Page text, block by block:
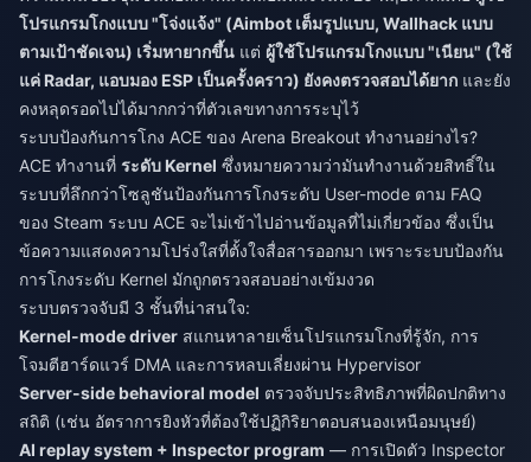
โปรแกรมโกงแบบ "โจ่งแจ้ง" (Aimbot เต็มรูปแบบ, Wallhack แบบ
ตามเป้าชัดเจน) เริ่มหายากขึ้น แต่ ผู้ใช้โปรแกรมโกงแบบ "เนียน" (ใช้
แค่ Radar, แอบมอง ESP เป็นครั้งคราว) ยังคงตรวจสอบได้ยาก และยัง
คงหลุดรอดไปได้มากกว่าที่ตัวเลขทางการระบุไว้
ระบบป้องกันการโกง ACE ของ Arena Breakout ทำงานอย่างไร?
ACE ทำงานที่ ระดับ Kernel ซึ่งหมายความว่ามันทำงานด้วยสิทธิ์ใน
ระบบที่ลึกกว่าโซลูชันป้องกันการโกงระดับ User-mode ตาม FAQ
ของ Steam ระบบ ACE จะไม่เข้าไปอ่านข้อมูลที่ไม่เกี่ยวข้อง ซึ่งเป็น
ข้อความแสดงความโปร่งใสที่ตั้งใจสื่อสารออกมา เพราะระบบป้องกัน
การโกงระดับ Kernel มักถูกตรวจสอบอย่างเข้มงวด
ระบบตรวจจับมี 3 ชั้นที่น่าสนใจ:
Kernel-mode driver สแกนหาลายเซ็นโปรแกรมโกงที่รู้จัก, การ
โจมตีฮาร์ดแวร์ DMA และการหลบเลี่ยงผ่าน Hypervisor
Server-side behavioral model ตรวจจับประสิทธิภาพที่ผิดปกติทาง
สถิติ (เช่น อัตราการยิงหัวที่ต้องใช้ปฏิกิริยาตอบสนองเหนือมนุษย์)
AI replay system + Inspector program — การเปิดตัว Inspector